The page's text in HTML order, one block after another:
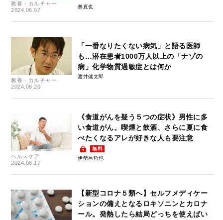
教養・カルチャー
2024.06.07
奥真也
教養・カルチャー
2024.08.20
「一番なりたくない病気」と語る医師
も…潜在患者1000万人以上の「ナゾの
病」化学物質過敏症とは何か
渡井健太郎
ヘルスケア
2024.08.17
《食道がんを疑う５つの症状》男性に多
い食道がん。喫煙と飲酒、さらに夏に食
べたくなるアレが好きな人も要注意
無料
伊勢呂哲也
【新型コロナ５類へ】セルフメディケー
ションの備えとなるロキソニンとカロナ
ール。発熱したら結局どっちを使えばい